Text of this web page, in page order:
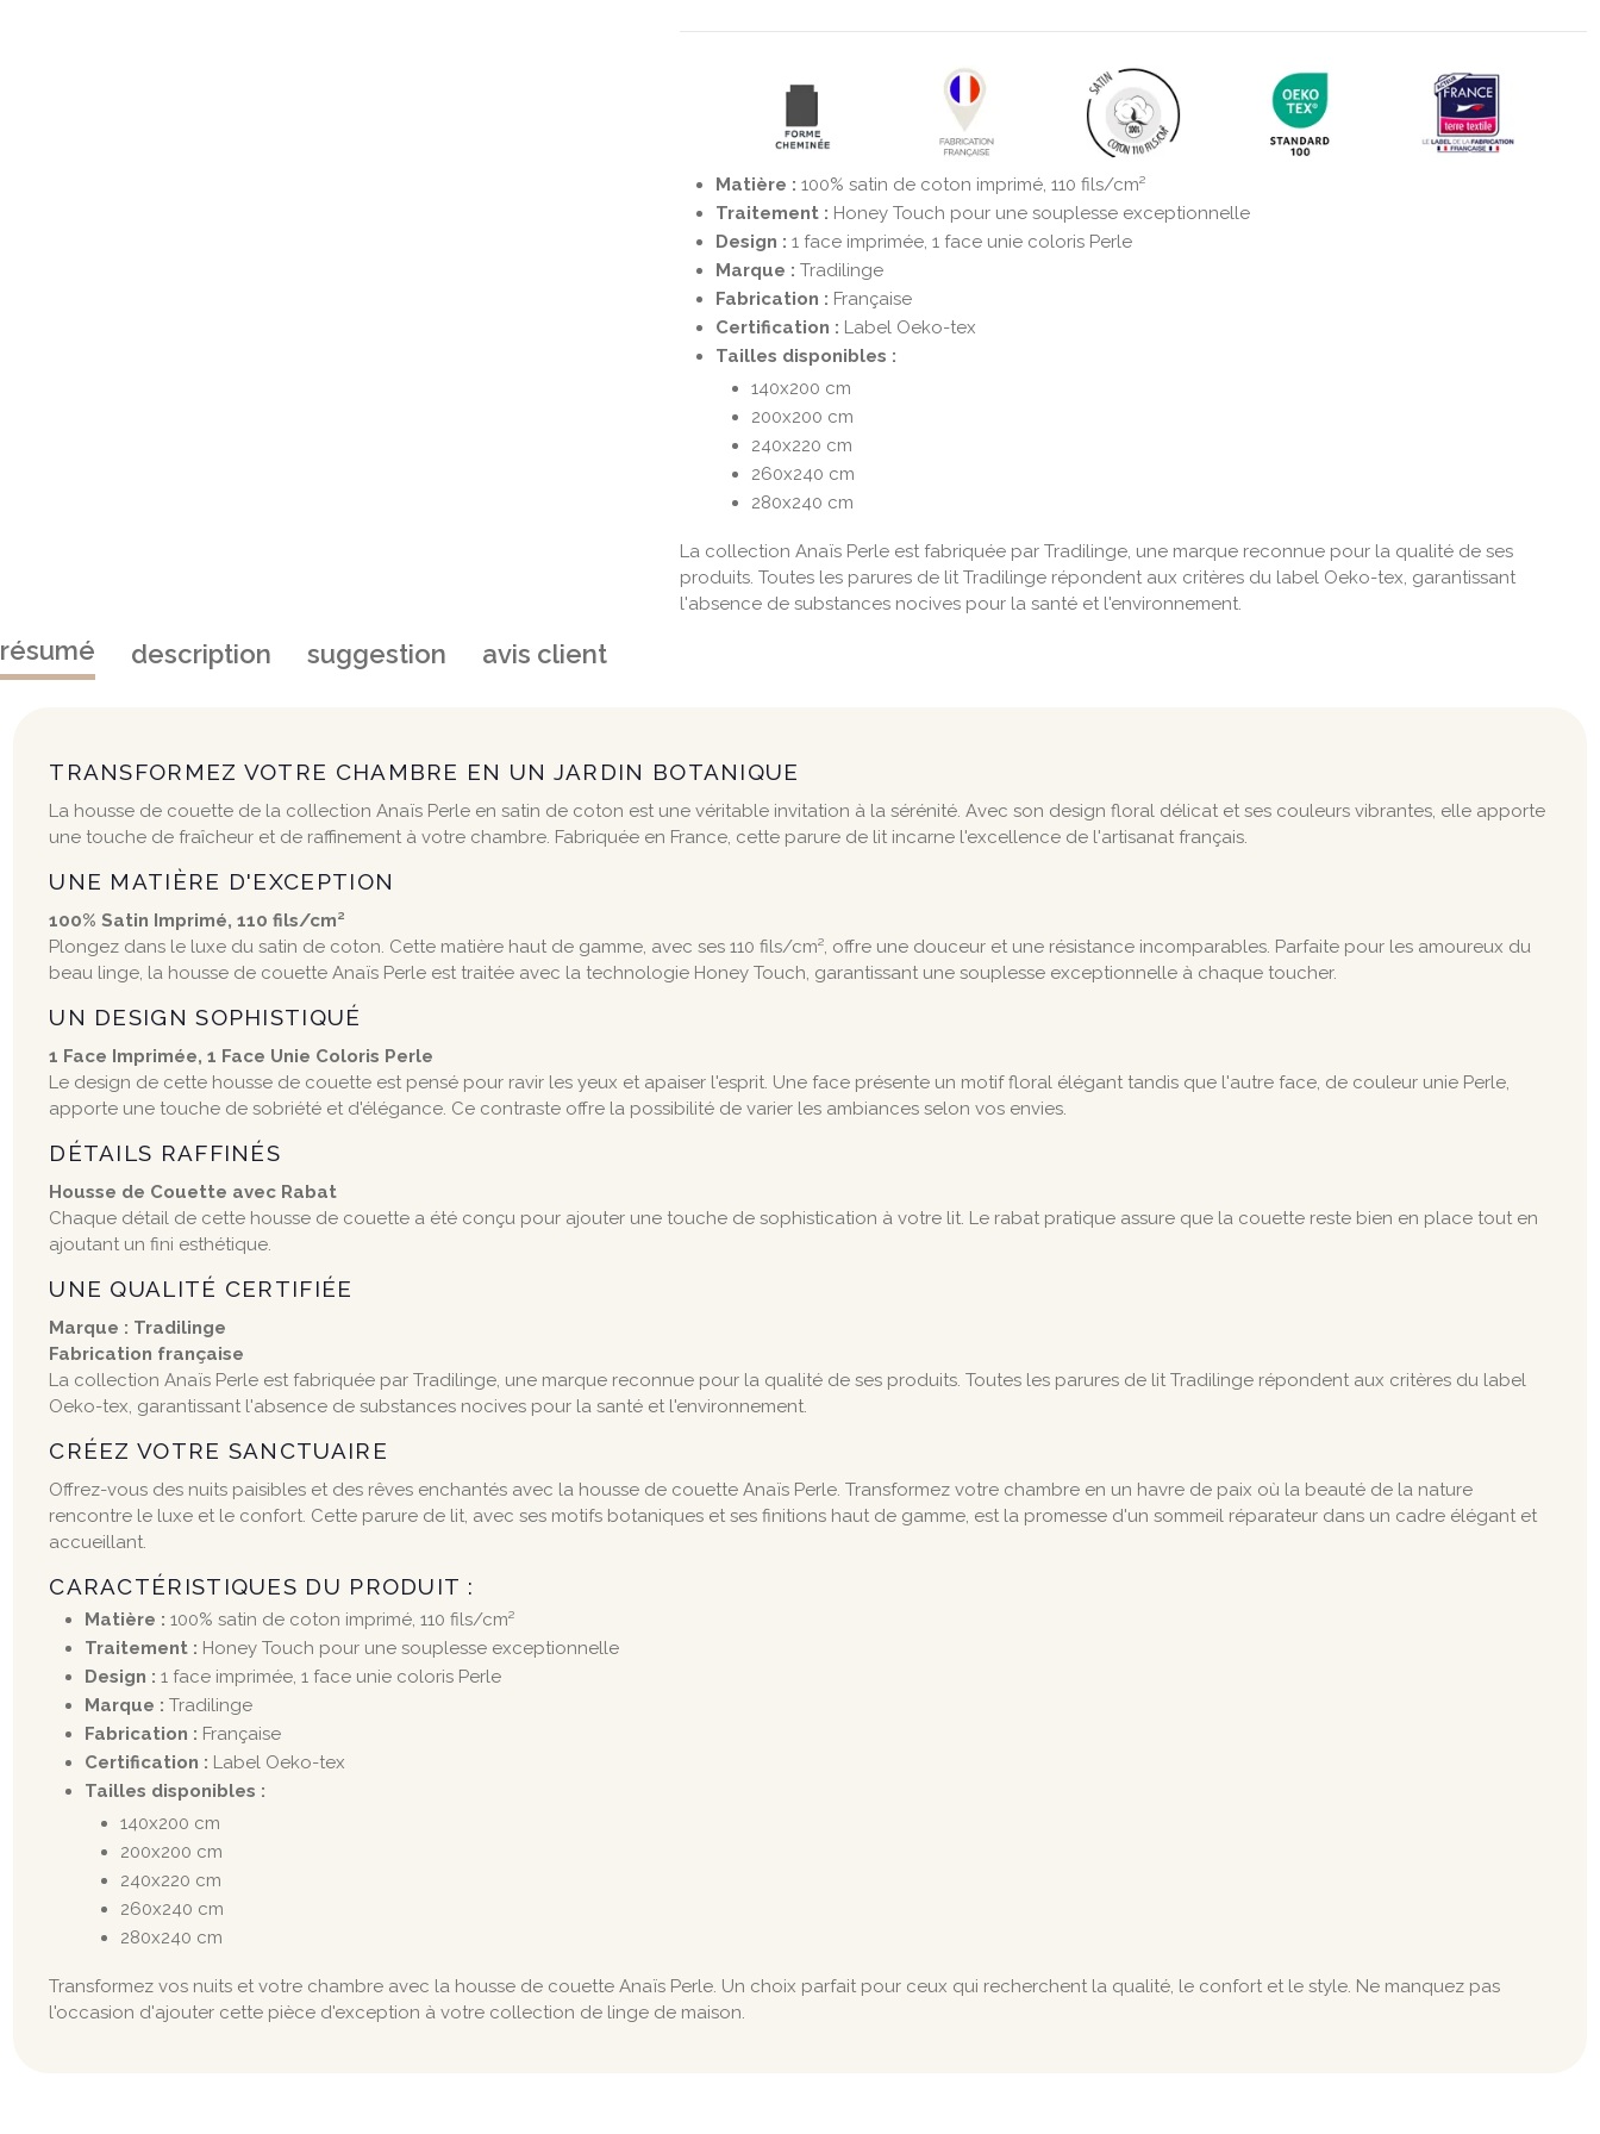
Matière : 100% satin de coton imprimé, 110 fils/cm²
Traitement : Honey Touch pour une souplesse exceptionnelle
Design : 1 face imprimée, 1 face unie coloris Perle
Marque : Tradilinge
Fabrication : Française
Certification : Label Oeko-tex
Tailles disponibles :
140x200 cm
200x200 cm
240x220 cm
260x240 cm
280x240 cm
La collection Anaïs Perle est fabriquée par Tradilinge, une marque reconnue pour la qualité de ses
produits. Toutes les parures de lit Tradilinge répondent aux critères du label Oeko-tex, garantissant
l'absence de substances nocives pour la santé et l'environnement.
résumé description suggestion avis client
TRANSFORMEZ VOTRE CHAMBRE EN UN JARDIN BOTANIQUE
La housse de couette de la collection Anaïs Perle en satin de coton est une véritable invitation à la sérénité. Avec son design floral délicat et ses couleurs vibrantes, elle apporte
une touche de fraîcheur et de raffinement à votre chambre. Fabriquée en France, cette parure de lit incarne l'excellence de l'artisanat français.
UNE MATIÈRE D'EXCEPTION
100% Satin Imprimé, 110 fils/cm²
Plongez dans le luxe du satin de coton. Cette matière haut de gamme, avec ses 110 fils/cm², offre une douceur et une résistance incomparables. Parfaite pour les amoureux du
beau linge, la housse de couette Anaïs Perle est traitée avec la technologie Honey Touch, garantissant une souplesse exceptionnelle à chaque toucher.
UN DESIGN SOPHISTIQUÉ
1 Face Imprimée, 1 Face Unie Coloris Perle
Le design de cette housse de couette est pensé pour ravir les yeux et apaiser l'esprit. Une face présente un motif floral élégant tandis que l'autre face, de couleur unie Perle,
apporte une touche de sobriété et d'élégance. Ce contraste offre la possibilité de varier les ambiances selon vos envies.
DÉTAILS RAFFINÉS
Housse de Couette avec Rabat
Chaque détail de cette housse de couette a été conçu pour ajouter une touche de sophistication à votre lit. Le rabat pratique assure que la couette reste bien en place tout en
ajoutant un fini esthétique.
UNE QUALITÉ CERTIFIÉE
Marque : Tradilinge
Fabrication française
La collection Anaïs Perle est fabriquée par Tradilinge, une marque reconnue pour la qualité de ses produits. Toutes les parures de lit Tradilinge répondent aux critères du label
Oeko-tex, garantissant l'absence de substances nocives pour la santé et l'environnement.
CRÉEZ VOTRE SANCTUAIRE
Offrez-vous des nuits paisibles et des rêves enchantés avec la housse de couette Anaïs Perle. Transformez votre chambre en un havre de paix où la beauté de la nature
rencontre le luxe et le confort. Cette parure de lit, avec ses motifs botaniques et ses finitions haut de gamme, est la promesse d'un sommeil réparateur dans un cadre élégant et
accueillant.
CARACTÉRISTIQUES DU PRODUIT :
Matière : 100% satin de coton imprimé, 110 fils/cm²
Traitement : Honey Touch pour une souplesse exceptionnelle
Design : 1 face imprimée, 1 face unie coloris Perle
Marque : Tradilinge
Fabrication : Française
Certification : Label Oeko-tex
Tailles disponibles :
140x200 cm
200x200 cm
240x220 cm
260x240 cm
280x240 cm
Transformez vos nuits et votre chambre avec la housse de couette Anaïs Perle. Un choix parfait pour ceux qui recherchent la qualité, le confort et le style. Ne manquez pas
l'occasion d'ajouter cette pièce d'exception à votre collection de linge de maison.